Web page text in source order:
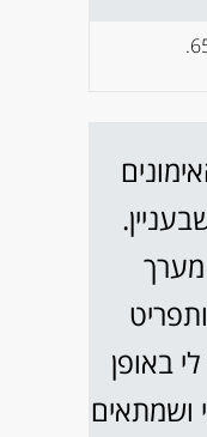
מערך
באופן
ושמתאים